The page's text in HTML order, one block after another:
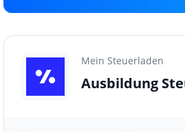
Mein Steuerladen
Ausbildung